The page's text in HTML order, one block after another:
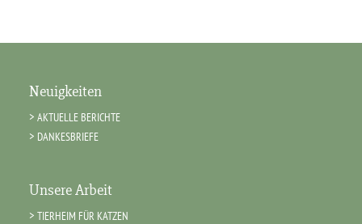
Neuigkeiten
AKTUELLE BERICHTE
DANKESBRIEFE
Unsere Arbeit
TIERHEIM FÜR KATZEN